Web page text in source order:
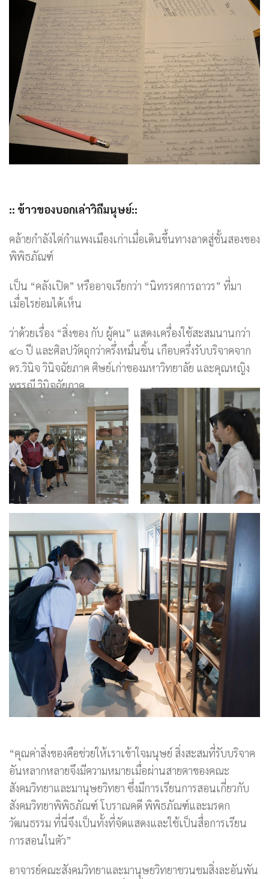
:: ข้าวของบอกเล่าวิถีมนุษย์::
คล้ายกำลังไต่กำแพงเมืองเก่าเมื่อเดินขึ้นทางลาดสู่ชั้นสองของ
พิพิธภัณฑ์
เป็น “คลังเปิด” หรืออาจเรียกว่า “นิทรรศการถาวร” ที่มา
เมื่อไรย่อมได้เห็น
ว่าด้วยเรื่อง “สิ่งของ กับ ผู้คน” แสดงเครื่องใช้สะสมนานกว่า
๔๐ ปี และศิลปวัตถุกว่าครึ่งหมื่นชิ้น เกือบครึ่งรับบริจาคจาก
ดร.วินิจ วินิจฉัยภาค ศิษย์เก่าของมหาวิทยาลัย และคุณหญิง
พรรณี วินิจฉัยภาค
“คุณค่าสิ่งของคือช่วยให้เราเข้าใจมนุษย์ สิ่งสะสมที่รับบริจาค
อันหลากหลายจึงมีความหมายเมื่อผ่านสายตาของคณะ
สังคมวิทยาและมานุษยวิทยา ซึ่งมีการเรียนการสอนเกี่ยวกับ
สังคมวิทยาพิพิธภัณฑ์ โบราณคดี พิพิธภัณฑ์และมรดก
วัฒนธรรม ที่นี่จึงเป็นทั้งที่จัดแสดงและใช้เป็นสื่อการเรียน
การสอนในตัว”
อาจารย์คณะสังคมวิทยาและมานุษยวิทยาชวนชมสิ่งละอันพัน